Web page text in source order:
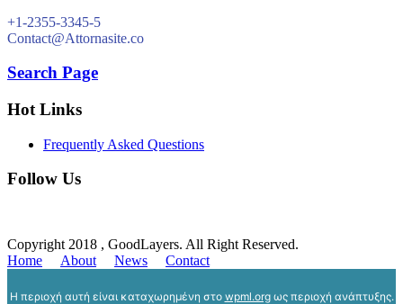
+1-2355-3345-5
Contact@Attornasite.co
Search Page
Hot Links
Frequently Asked Questions
Follow Us
Copyright 2018 , GoodLayers. All Right Reserved.
Home
About News Contact
Η περιοχή αυτή είναι καταχωρημένη στο wpml.orgως περιοχή ανάπτυξης.